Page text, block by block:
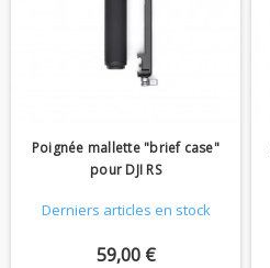
Poignée mallette "brief case"
pour DJI RS
Derniers articles en stock
59,00 €